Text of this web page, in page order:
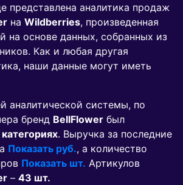
представлена аналитика продаж
на Wildberries, произведенная
на основе данных, собранных из
Как и любая другая
наши данные могут иметь
аналитической системы, по
бренд BellFlower был
. Выручка за последние
Показать руб., а количество
Показать шт. Артикулов
– 43 шт.